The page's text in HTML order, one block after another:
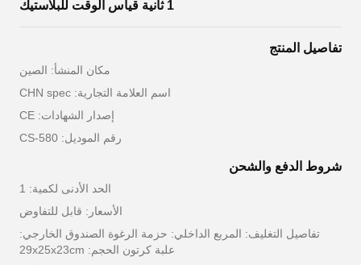
1 ثانية قياس الوقت للبلاستيك
تفاصيل المنتج
مكان المنشأ: الصين
اسم العلامة التجارية: CHN spec
إصدار الشهادات: CE
رقم الموديل: CS-580
شروط الدفع والشحن
الحد الأدنى لكمية: 1
الأسعار: قابل للتفاوض
تفاصيل التغليف: المربع الداخلي: حزمة الرغوة الصندوق الخارجي:
علبة كرتون الحجم: 29x25x23cm